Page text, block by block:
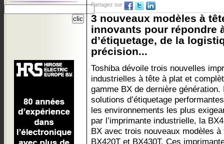
Partagez sur
3 nouveaux modèles à
innovants pour répondre
d’étiquetage, de la
précision...
Toshiba dévoile trois nouvelles
industrielles à tête à plat et
gamme BX de dernière génération.
solutions d’étiquetage
les environnements les plus
par l’imprimante industrielle, la
BX avec trois nouveaux modèles
BX420T et BX430T. Ces